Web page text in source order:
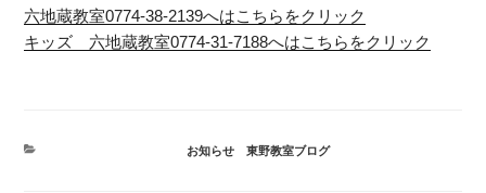
六地蔵教室0774-38-2139へはこちらをクリック
キッズ 六地蔵教室0774-31-7188へはこちらをクリック
カ
お知らせ、 東野教室ブログ